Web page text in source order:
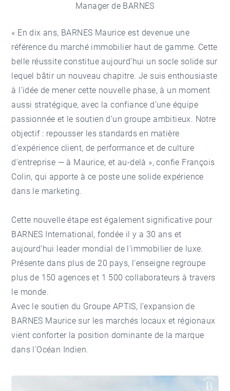
Manager de BARNES
« En dix ans, BARNES Maurice est devenue une
référence du marché immobilier haut de gamme. Cette
belle réussite constitue aujourd’hui un socle solide sur
lequel bâtir un nouveau chapitre. Je suis enthousiaste
à l’idée de mener cette nouvelle phase, à un moment
aussi stratégique, avec la confiance d’une équipe
passionnée et le soutien d’un groupe ambitieux. Notre
objectif : repousser les standards en matière
d’expérience client, de performance et de culture
d’entreprise — à Maurice, et au-delà », confie François
Colin, qui apporte à ce poste une solide expérience
dans le marketing.
Cette nouvelle étape est également significative pour
BARNES International, fondée il y a 30 ans et
aujourd’hui leader mondial de l’immobilier de luxe.
Présente dans plus de 20 pays, l’enseigne regroupe
plus de 150 agences et 1 500 collaborateurs à travers
le monde.
Avec le soutien du Groupe APTIS, l’expansion de
BARNES Maurice sur les marchés locaux et régionaux
vient conforter la position dominante de la marque
dans l’Océan Indien.